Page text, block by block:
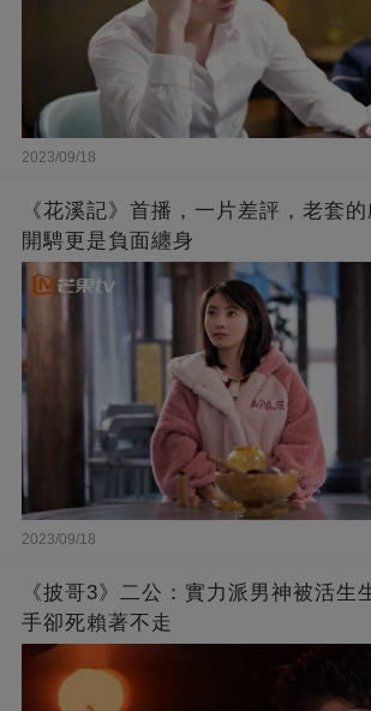
2023/09/18
《花溪記》首播，一片差評，老套
開騁更是負面纏身
2023/09/18
《披哥3》二公：實力派男神被活生
手卻死賴著不走